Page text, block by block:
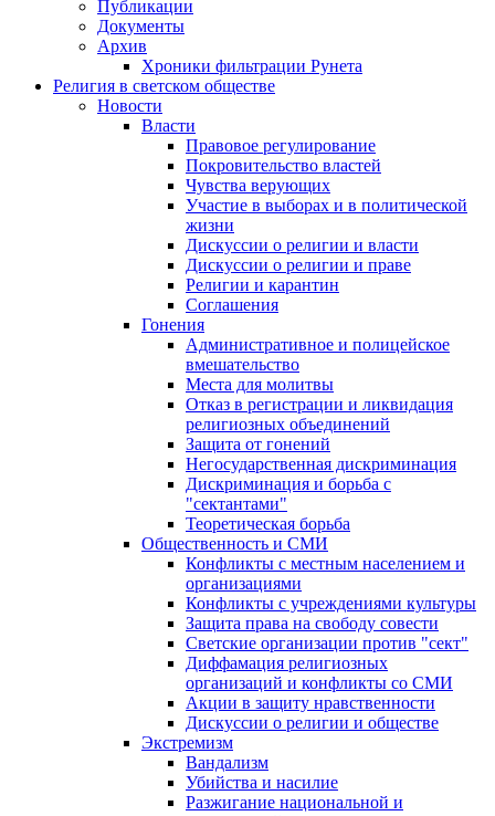
Публикации
Документы
Архив
Хроники фильтрации Рунета
Религия в светском обществе
Новости
Власти
Правовое регулирование
Покровительство властей
Чувства верующих
Участие в выборах и в политической
жизни
Дискуссии о религии и власти
Дискуссии о религии и праве
Религии и карантин
Соглашения
Гонения
Административное и полицейское
вмешательство
Места для молитвы
Отказ в регистрации и ликвидация
религиозных объединений
Защита от гонений
Негосударственная дискриминация
Дискриминация и борьба с
"сектантами"
Теоретическая борьба
Общественность и СМИ
Конфликты с местным населением и
организациями
Конфликты с учреждениями культуры
Защита права на свободу совести
Светские организации против "сект"
Диффамация религиозных
организаций и конфликты со СМИ
Акции в защиту нравственности
Дискуссии о религии и обществе
Экстремизм
Вандализм
Убийства и насилие
Разжигание национальной и